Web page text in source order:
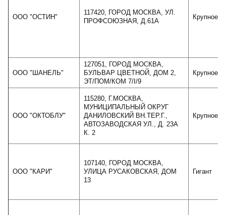
ООО "ОСТИН"
117420, ГОРОД МОСКВА, УЛ.
ПРОФСОЮЗНАЯ, Д.61А
Крупное
ООО "ШАНЕЛЬ"
127051, ГОРОД МОСКВА,
БУЛЬВАР ЦВЕТНОЙ, ДОМ 2,
ЭТ/ПОМ/КОМ 7/I/9
Крупное
ООО "ОКТОБЛУ"
115280, Г.МОСКВА,
МУНИЦИПАЛЬНЫЙ ОКРУГ
ДАНИЛОВСКИЙ ВН.ТЕР.Г.,
АВТОЗАВОДСКАЯ УЛ., Д. 23А
К. 2
Крупное
ООО "КАРИ"
107140, ГОРОД МОСКВА,
УЛИЦА РУСАКОВСКАЯ, ДОМ
13
Гигант